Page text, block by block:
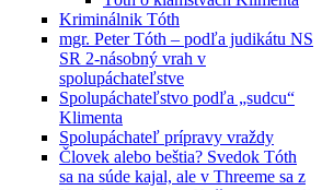
Kriminálnik Tóth
mgr. Peter Tóth – podľa judikátu NS
SR 2-násobný vrah v
spolupáchateľstve
Spolupáchateľstvo podľa „sudcu“
Klimenta
Spolupáchateľ prípravy vraždy
Človek alebo beštia? Svedok Tóth
sa na súde kajal, ale v Threeme sa z